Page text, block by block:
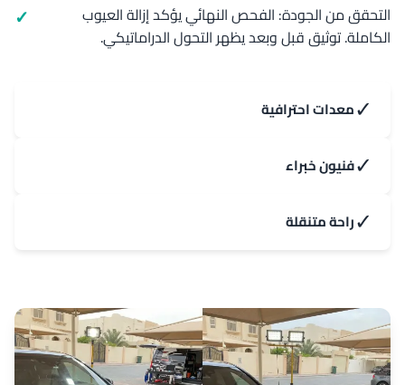
التحقق من الجودة: الفحص النهائي يؤكد إزالة العيوب
الكاملة. توثيق قبل وبعد يظهر التحول الدراماتيكي.
✓معدات احترافية
✓فنيون خبراء
✓راحة متنقلة